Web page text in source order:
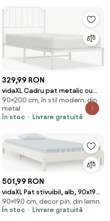
329,99 RON
vidaXL Cadru pat metalic cu
tăblie, alb, 90x200 cm
90×200 cm, în stil modern, din
metal
În stoc
Livrare gratuită
501,99 RON
vidaXL Pat stivuibil, alb, 90x190
cm, lemn masiv de pin
90×190 cm, decor pin, din lemn
În stoc
Livrare gratuită